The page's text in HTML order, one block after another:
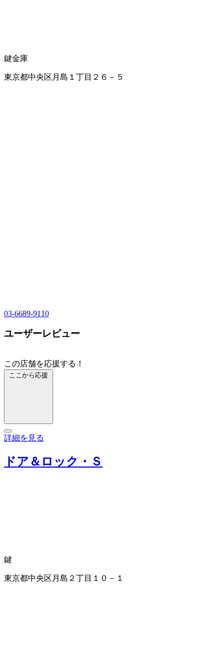
鍵金庫
東京都中央区月島１丁目２６－５
03-6689-9110
ユーザーレビュー
この店舗を応援する！
ここから応援
詳細を見る
ドア＆ロック・Ｓ
鍵
東京都中央区月島２丁目１０－１